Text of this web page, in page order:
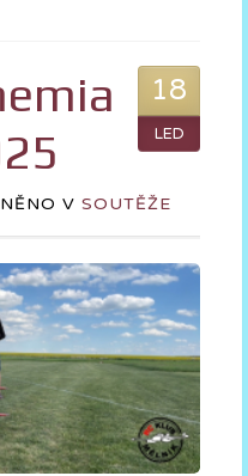
18
LED
V SOUTĚŽE